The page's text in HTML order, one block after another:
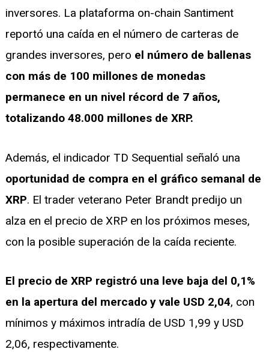
inversores. La plataforma on-chain Santiment
reportó una caída en el número de carteras de
grandes inversores, pero el número de ballenas
con más de 100 millones de monedas
permanece en un nivel récord de 7 años,
totalizando 48.000 millones de XRP.
Además, el indicador TD Sequential señaló una
oportunidad de compra en el gráfico semanal de
XRP. El trader veterano Peter Brandt predijo un
alza en el precio de XRP en los próximos meses,
con la posible superación de la caída reciente.
El precio de XRP registró una leve baja del 0,1%
en la apertura del mercado y vale USD 2,04, con
mínimos y máximos intradía de USD 1,99 y USD
2,06, respectivamente.